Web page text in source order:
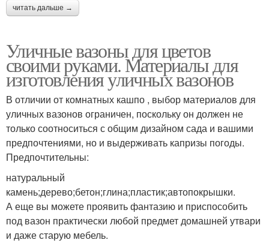
читать дальше →
Уличные вазоны для цветов
своими руками. Материалы для
изготовления уличных вазонов
В отличии от комнатных кашпо , выбор материалов для
уличных вазонов ограничен, поскольку он должен не
только соотноситься с общим дизайном сада и вашими
предпочтениями, но и выдерживать капризы погоды.
Предпочтительны:
натуральный
камень;дерево;бетон;глина;пластик;автопокрышки.
А еще вы можете проявить фантазию и приспособить
под вазон практически любой предмет домашней утвари
и даже старую мебель.